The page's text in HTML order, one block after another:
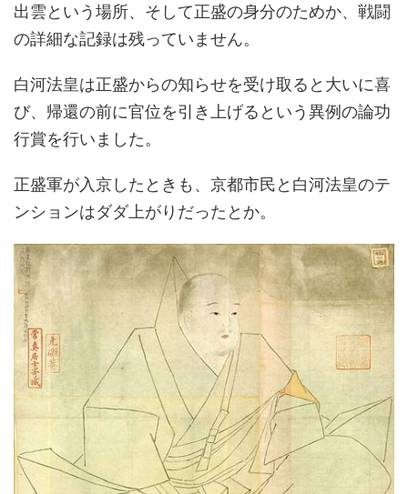
出雲という場所、そして正盛の身分のためか、戦闘
の詳細な記録は残っていません。
白河法皇は正盛からの知らせを受け取ると大いに喜
び、帰還の前に官位を引き上げるという異例の論功
行賞を行いました。
正盛軍が入京したときも、京都市民と白河法皇のテ
ンションはダダ上がりだったとか。